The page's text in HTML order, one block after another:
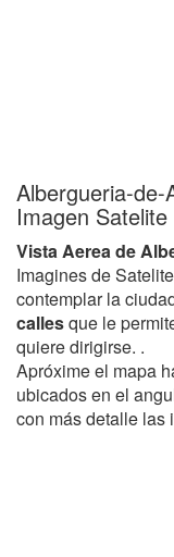
Albergueria-
Imagen Satelite
Vista Aerea de
Imagines de
contemplar la
callesque le
quiere dirigirse. .
Apróxime el mapa
ubicados en el
con más detalle las